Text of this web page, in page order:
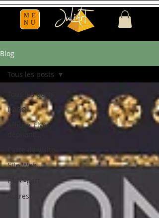
ME
NU
Blog
Tous les posts
LOGO
Affiche, Flyer,
Site Web
Faire-part
Autres
Tous les posts